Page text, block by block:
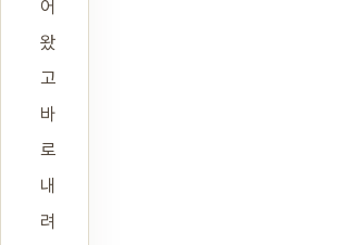
어
왔
고
바
로
내
려